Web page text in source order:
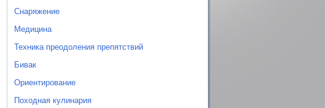
Снаряжение
Медицина
Техника преодоления препятствий
Бивак
Ориентирование
Походная кулинария